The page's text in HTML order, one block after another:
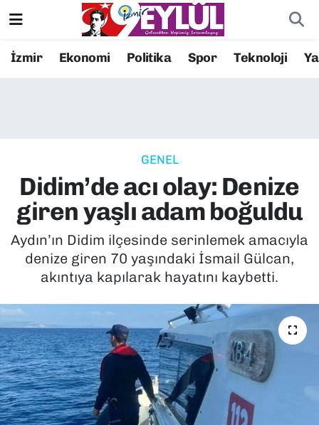
İzmir Ekonomi Politika Spor Teknoloji
GENEL
Didim’de acı olay: Denize
giren yaşlı adam boğuldu
Aydın’ın Didim ilçesinde serinlemek amacıyla
denize giren 70 yaşındaki İsmail Gülcan,
akıntıya kapılarak hayatını kaybetti.
Resmi İlanlar
EKONOMİ
KÜLTÜR SANAT
MAGAZİN
POLİTİKA
SAĞLIK
SPOR
TEKNOLOJİ
Konak Nöbetçi Eczaneler
Süper Lig Puan Durumu ve Fikstür
Tüm Manşetler
Son Dakika Haberleri
Haber Arşivi